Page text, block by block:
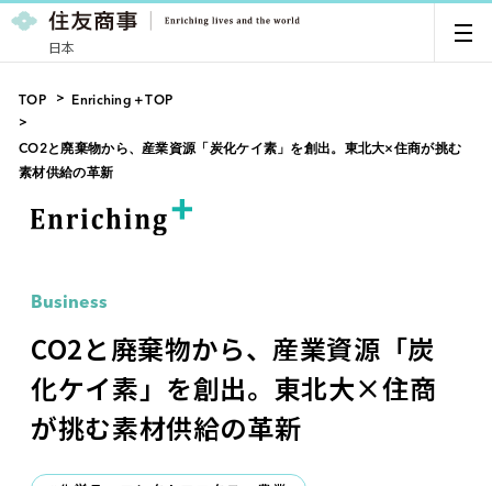
日本
TOP Enriching＋TOP
CO2と廃棄物から、産業資源「炭化ケイ素」を創出。東北大×住商が挑む
素材供給の革新
Business
CO2と廃棄物から、産業資源「炭
化ケイ素」を創出。東北大×住商
が挑む素材供給の革新